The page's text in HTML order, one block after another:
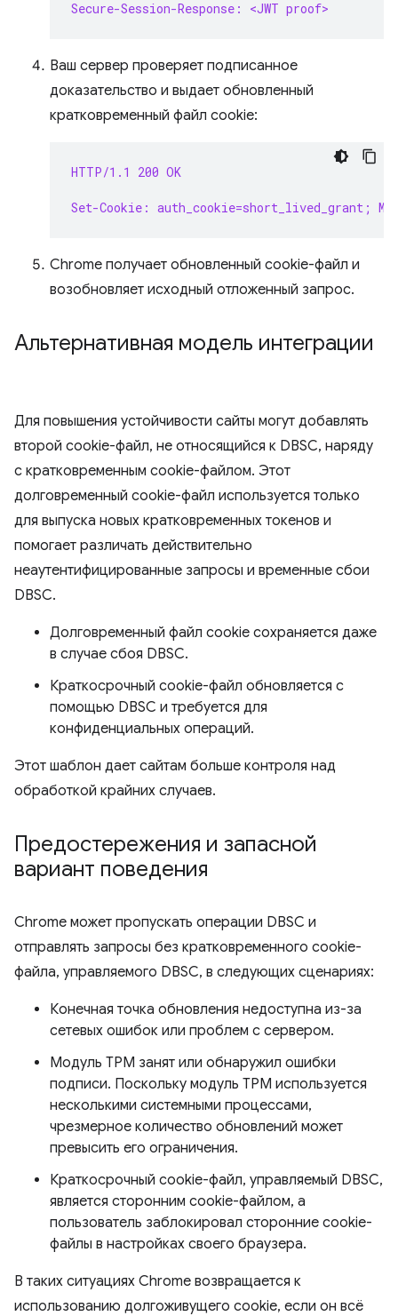
Secure-Session-Response: <JWT proof>
Ваш сервер проверяет подписанное
доказательство и выдает обновленный
кратковременный файл cookie:
HTTP/1.1 200 OK
Set-Cookie: auth_cookie=short_lived_grant;
Chrome получает обновленный cookie-файл и
возобновляет исходный отложенный запрос.
Альтернативная модель интеграции
Для повышения устойчивости сайты могут добавлять
второй cookie-файл, не относящийся к DBSC, наряду
с кратковременным cookie-файлом. Этот
долговременный cookie-файл используется только
для выпуска новых кратковременных токенов и
помогает различать действительно
неаутентифицированные запросы и временные сбои
DBSC.
Долговременный файл cookie сохраняется даже
в случае сбоя DBSC.
Краткосрочный cookie-файл обновляется с
помощью DBSC и требуется для
конфиденциальных операций.
Этот шаблон дает сайтам больше контроля над
обработкой крайних случаев.
Предостережения и запасной
вариант поведения
Chrome может пропускать операции DBSC и
отправлять запросы без кратковременного cookie-
файла, управляемого DBSC, в следующих сценариях:
Конечная точка обновления недоступна из-за
сетевых ошибок или проблем с сервером.
Модуль TPM занят или обнаружил ошибки
подписи. Поскольку модуль TPM используется
несколькими системными процессами,
чрезмерное количество обновлений может
превысить его ограничения.
Краткосрочный cookie-файл, управляемый DBSC,
является сторонним cookie-файлом, а
пользователь заблокировал сторонние cookie-
файлы в настройках своего браузера.
В таких ситуациях Chrome возвращается к
использованию долгоживущего cookie, если он всё